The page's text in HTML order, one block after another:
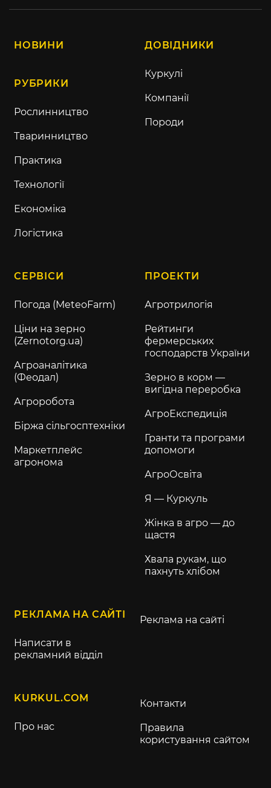
НОВИНИ
РУБРИКИ
Рослинництво
Тваринництво
Практика
Технології
Економіка
Логістика
ДОВІДНИКИ
Куркулі
Компанії
Породи
СЕРВІСИ
Погода (MeteoFarm)
Ціни на зерно
(Zernotorg.ua)
Агроаналітика
(Феодал)
Агроробота
Біржа сільгосптехніки
Маркетплейс
агронома
ПРОЕКТИ
Агротрилогія
Рейтинги
фермерських
господарств України
Зерно в корм —
вигідна переробка
АгроЕкспедиція
Гранти та програми
допомоги
АгроОсвіта
Я — Куркуль
Жінка в агро — до
щастя
Хвала рукам, що
пахнуть хлібом
РЕКЛАМА НА САЙТІ
Написати в
рекламний відділ
Реклама на сайті
KURKUL.COM
Про нас
Контакти
Правила
користування сайтом